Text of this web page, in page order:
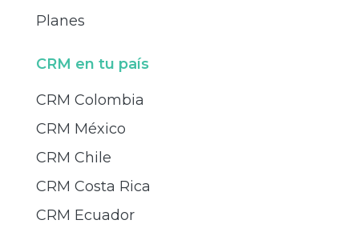
Planes
CRM en tu país
CRM Colombia
CRM México
CRM Chile
CRM Costa Rica
CRM Ecuador